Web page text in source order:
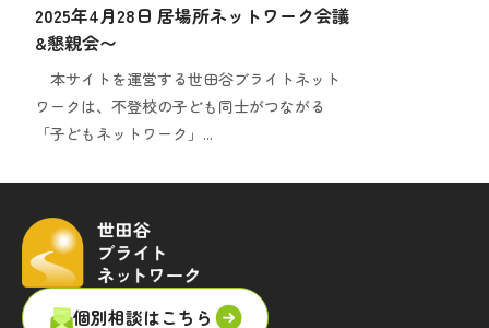
2025年4月28日 居場所ネットワーク会議
&懇親会〜
本サイトを運営する世田谷ブライトネット
ワークは、不登校の子ども同士がつながる
「子どもネットワーク」...
個別相談はこちら